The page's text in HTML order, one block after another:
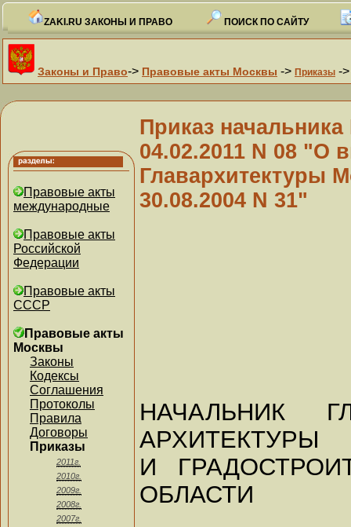
ZAKI.RU ЗАКОНЫ И ПРАВО ПОИСК ПО САЙТУ
Законы и Право-> Правовые акты Москвы -> Приказы -
Правовые акты
международные
Правовые акты
Российской
Федерации
Правовые акты
СССР
Правовые акты
Москвы
Законы
Кодексы
Соглашения
Протоколы
Правила
Договоры
Приказы
2011г.
2010г.
2009г.
2008г.
2007г.
Приказ
04.02.2011 N 08 "О
Главархитектуры
30.08.2004 N 31"
НАЧАЛЬНИК
АРХИТЕКТУРЫ
И
ОБЛАСТИ